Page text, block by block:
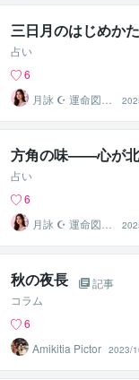
三日月のはじめかた
占い
6
月詠 ☪︎ 運命図書
館の司書
方角の味——心が
占い
6
月詠 ☪︎ 運命図書
館の司書
秋の夜長
記事
コラム
6
Amikitia Pictor 2023/